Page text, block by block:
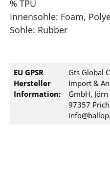
% TPU
Innensohle: Foam,
Sohle: Rubber
EU GPSR
Hersteller
Information:
Gts Global
Import &
GmbH,
97357